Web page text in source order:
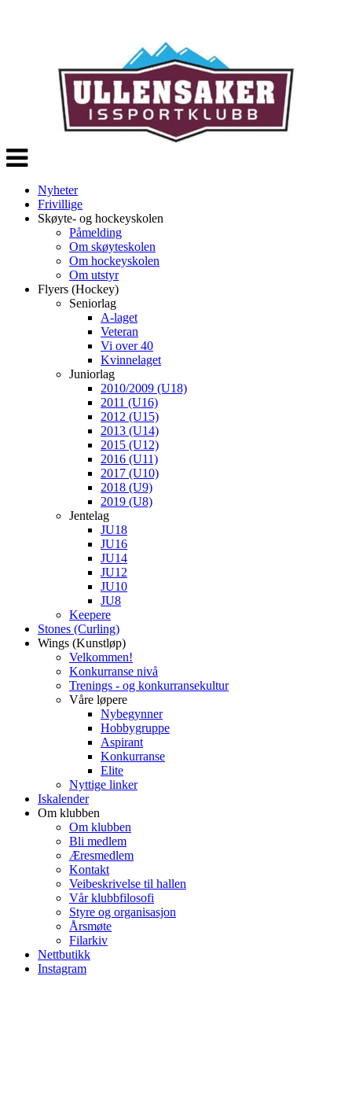
Veksle
navigasjon
Nyheter
Frivillige
Skøyte- og hockeyskolen
Påmelding
Om skøyteskolen
Om hockeyskolen
Om utstyr
Flyers (Hockey)
Seniorlag
A-laget
Veteran
Vi over 40
Kvinnelaget
Juniorlag
2010/2009 (U18)
2011 (U16)
2012 (U15)
2013 (U14)
2015 (U12)
2016 (U11)
2017 (U10)
2018 (U9)
2019 (U8)
Jentelag
JU18
JU16
JU14
JU12
JU10
JU8
Keepere
Stones (Curling)
Wings (Kunstløp)
Velkommen!
Konkurranse nivå
Trenings - og konkurransekultur
Våre løpere
Nybegynner
Hobbygruppe
Aspirant
Konkurranse
Elite
Nyttige linker
Iskalender
Om klubben
Om klubben
Bli medlem
Æresmedlem
Kontakt
Veibeskrivelse til hallen
Vår klubbfilosofi
Styre og organisasjon
Årsmøte
Filarkiv
Nettbutikk
Instagram